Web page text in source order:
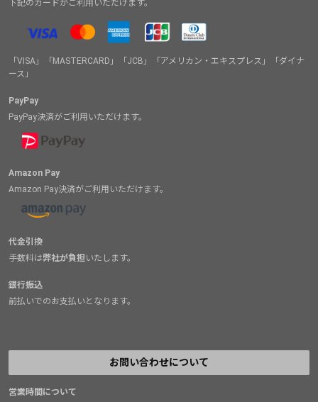
下記のカードがご利用いただけます。
「VISA」「MASTERCARD」「JCB」「アメリカン・エキスプレス」「ダイナ
ース」
PayPay
PayPay決済がご利用いただけます。
Amazon Pay
Amazon Pay決済がご利用いただけます。
代金引換
手数料は弊社が負担いたします。
銀行振込
前払いでのお支払いとなります。
お問い合わせについて
営業時間について